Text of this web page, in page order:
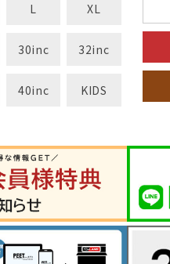
XL
L XL
30inc 32inc
40inc KIDS